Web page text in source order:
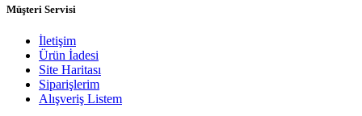
Müşteri Servisi
İletişim
Ürün İadesi
Site Haritası
Siparişlerim
Alışveriş Listem